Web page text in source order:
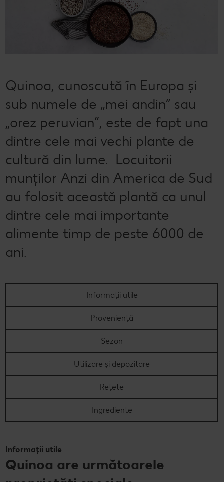
Dicționar de alimente
Valorile noastre
Rețete de mic dejun vegan
Rețete de prăjituri
Concursuri
Marcă proprie Kaufland - și calitate și preț mic
Semințele de pepene verde
Bucuria de a găti
Quinoa, cunoscută în Europa și
sub numele de „mei andin” sau
„orez peruvian”, este de fapt una
dintre cele mai vechi plante de
cultură din lume. Locuitorii
munților Anzi din America de Sud
au folosit această plantă ca unul
dintre cele mai importante
alimente timp de peste 6000 de
ani.
Informații utile
Proveniență
Sezon
Utilizare și depozitare
Rețete
Ingrediente
Informații utile
Quinoa are următoarele